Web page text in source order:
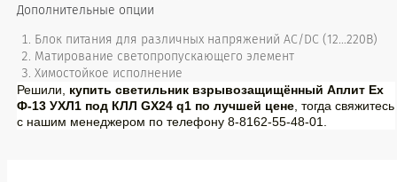
Дополнительные опции
Блок питания для различных напряжений АС/DC (12…220В)
Матирование светопропускающего элемент
Химостойкое исполнение
Решили, купить светильник взрывозащищённый Аплит Ех
Ф-13 УХЛ1 под КЛЛ GX24 q1 по лучшей цене, тогда свяжитесь
с нашим менеджером по телефону 8-8162-55-48-01.